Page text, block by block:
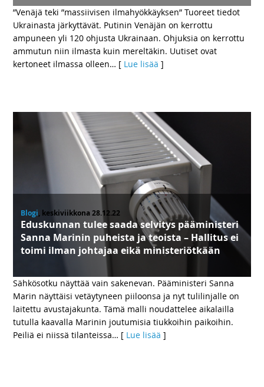
”Venäjä teki ”massiivisen ilmahyökkäyksen” Tuoreet tiedot
Ukrainasta järkyttävät. Putinin Venäjän on kerrottu
ampuneen yli 120 ohjusta Ukrainaan. Ohjuksia on kerrottu
ammutun niin ilmasta kuin mereltäkin. Uutiset ovat
kertoneet ilmassa olleen… [ Lue lisää ]
Blogi, keskiviikkona 28.12.22
Eduskunnan tulee saada selvitys pääministeri
Sanna Marinin puheista ja teoista – Hallitus ei
toimi ilman johtajaa eikä ministeriötkään
Sähkösotku näyttää vain sakenevan. Pääministeri Sanna
Marin näyttäisi vetäytyneen piiloonsa ja nyt tulilinjalle on
laitettu avustajakunta. Tämä malli noudattelee aikalailla
tutulla kaavalla Marinin joutumisia tiukkoihin paikoihin.
Peiliä ei niissä tilanteissa… [ Lue lisää ]